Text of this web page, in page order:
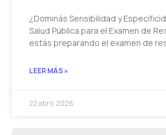
¿Dominás Sensibilidad y
Salud Pública para el Examen de
estás preparando el examen de
LEER MÁS »
22 abril, 2026